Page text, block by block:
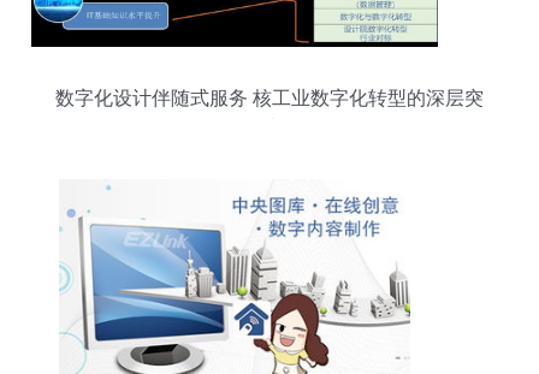
数字化设计伴随式服务 核工业数字化转型的深层突